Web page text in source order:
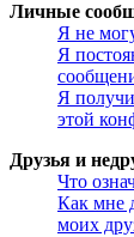
Личные
Я не
Я
Я
этой
Друзья и
Что
Как мне
моих